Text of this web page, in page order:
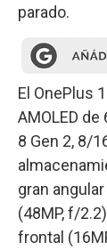
parado.
El OnePlus
AMOLED
8 Gen 2, 8/
gran
(48MP, f/
frontal